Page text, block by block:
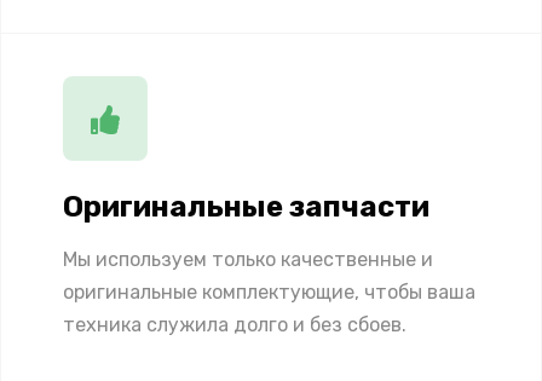
Оригинальные запчасти
Мы используем только качественные и
оригинальные комплектующие, чтобы ваша
техника служила долго и без сбоев.